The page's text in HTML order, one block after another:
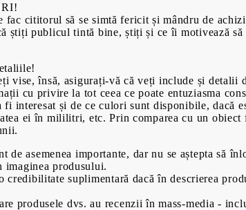
69900Lei
fac cititorul să se simtă fericit și mândru de
știți publicul tintă bine, știți și ce îi motivează
vise, însă, asigurați-vă că veți include și detalii
cu privire la tot ceea ce poate entuziasma
fi interesat și de ce culori sunt disponibile, dacă
ei în mililitri, etc. Prin comparea cu un
de asemenea importante, dar nu se aștepta să
imaginea produsului.
credibilitate suplimentară dacă în descrierea
produsele dvs. au recenzii în mass-media -